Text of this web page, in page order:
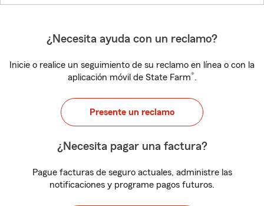
¿Necesita ayuda con un reclamo?
Inicie o realice un seguimiento de su reclamo en línea o con la
aplicación móvil de State Farm®.
Presente un reclamo
¿Necesita pagar una factura?
Pague facturas de seguro actuales, administre las
notificaciones y programe pagos futuros.